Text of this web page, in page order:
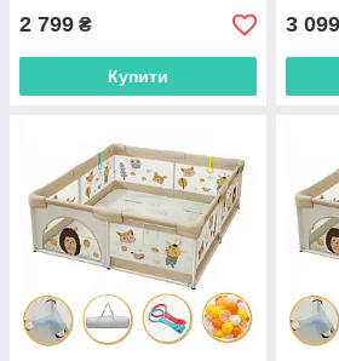
2 799 ₴
Купити
3 099